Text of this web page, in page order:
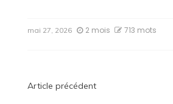
mai 27, 2026 2 mois 713 mots
Navigation
Article précédent